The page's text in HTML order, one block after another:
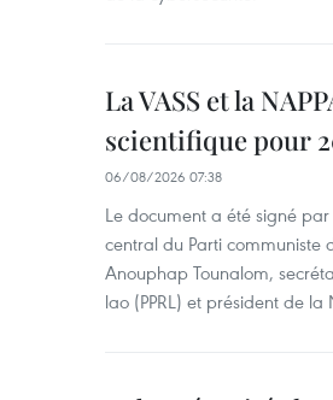
La VASS et la
scientifique pour
06/08/2026 07:38
Le document a été signé
central du Parti communiste
Anouphap Tounalom,
lao (PPRL) et président de la